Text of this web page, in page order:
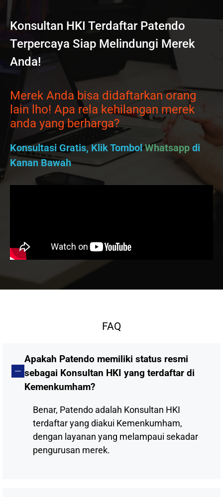
Konsultan HKI Terdaftar Patendo
Terpercaya Siap Melindungi Merek
Anda!
Merek Anda bisa didaftarkan orang
lain lho! Apa rela kehilangan merek
anda yang berharga?
Konsultasi Gratis, Klik TombolWhatsapp di
Kanan Bawah
FAQ
Apakah Patendo memiliki status resmi
sebagai Konsultan HKI yang terdaftar di
Kemenkumham?
Benar, Patendo adalah Konsultan HKI
terdaftar yang diakui Kemenkumham,
dengan layanan yang melampaui sekadar
pengurusan merek.